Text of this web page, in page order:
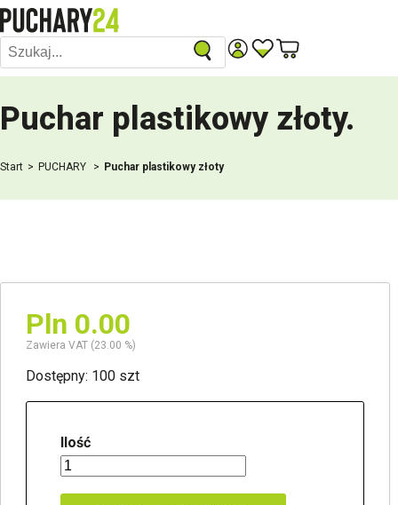
Puchar plastikowy złoty.
Start PUCHARY Puchar plastikowy złoty
Pln 0.00
Zawiera VAT (23.00 %)
Dostępny: 100 szt
Ilość